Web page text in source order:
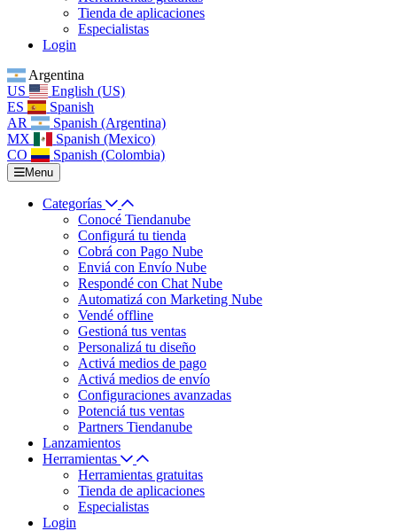
Tienda de aplicaciones
Especialistas
Login
Argentina
US
English (US)
ES
Spanish
AR
Spanish (Argentina)
MX
Spanish (Mexico)
CO
Spanish (Colombia)
Menu
Categorías
Conocé Tiendanube
Configurá tu tienda
Cobrá con Pago Nube
Enviá con Envío Nube
Respondé con Chat Nube
Automatizá con Marketing Nube
Vendé offline
Gestioná tus ventas
Personalizá tu diseño
Activá medios de pago
Activá medios de envío
Configuraciones avanzadas
Potenciá tus ventas
Partners Tiendanube
Lanzamientos
Herramientas
Herramientas gratuitas
Tienda de aplicaciones
Especialistas
Login